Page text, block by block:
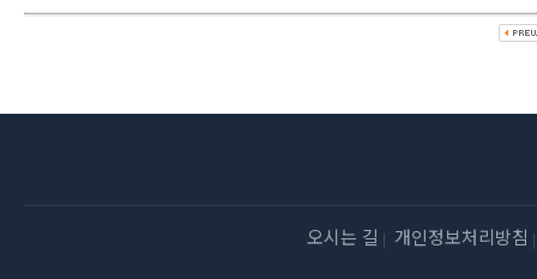
오시는 길 개인정보처리방침